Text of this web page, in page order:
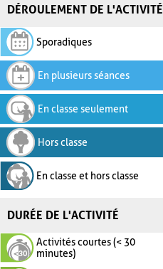
DÉROULEMENT DE L'ACTIVITÉ
Sporadiques
En plusieurs séances
En classe seulement
Hors classe
En classe et hors classe
DURÉE DE L'ACTIVITÉ
Activités courtes (< 30
minutes)